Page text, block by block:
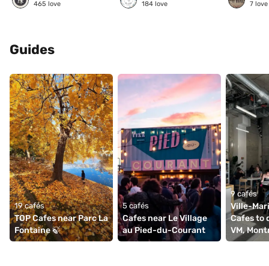
465 love
184 love
7 love
Guides
19 cafés
TOP Cafes near Parc La
Fontaine 🍃
5 cafés
Cafes near Le Village
au Pied-du-Courant
9 cafés
Ville-
Cafes to
VM,